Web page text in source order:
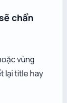
chẩn
vùng
lại title hay